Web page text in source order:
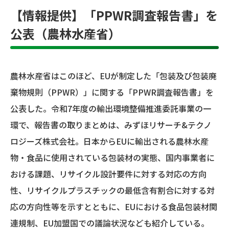
【情報提供】「PPWR調査報告書」を
公表（農林水産省）
農林水産省はこのほど、EUが制定した「包装及び包装廃
棄物規則（PPWR）」に関する「PPWR調査報告書」を
公表した。令和7年度の輸出環境整備推進委託事業の一
環で、報告書の取りまとめは、みずほリサーチ&テクノ
ロジーズ株式会社。日本からEUに輸出される農林水産
物・食品に使用されている包装材の実態、国内事業者に
おける課題、リサイクル設計要件に対する対応の方向
性、リサイクルプラスチックの最低含有割合に対する対
応の方向性等を示すとともに、EUにおける食品包装材関
連規制、EU加盟国での議論状況なども紹介している。